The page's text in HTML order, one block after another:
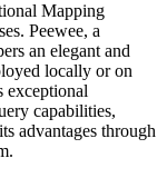
Mapping
Peewee, a
an elegant and
locally or on
exceptional
capabilities,
advantages through